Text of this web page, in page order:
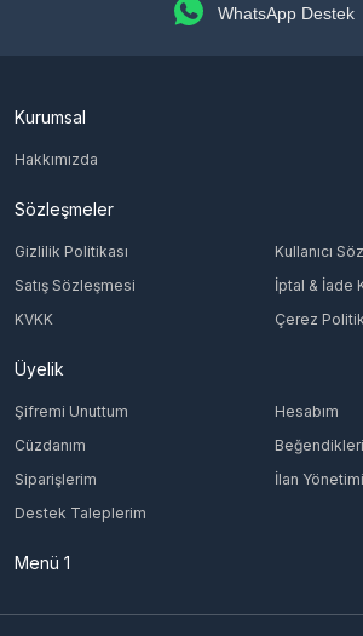
WhatsApp Destek
Kurumsal
Hakkımızda
Sözleşmeler
Gizlilik Politikası
Kullanıcı
Satış Sözleşmesi
İptal & İade
KVKK
Çerez
Üyelik
Şifremi Unuttum
Hesabım
Cüzdanım
Siparişlerim
İlan Yönetimi
Destek Taleplerim
Menü 1